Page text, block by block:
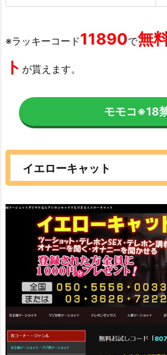
※ラッキーコード11890で無
ト が貰えます。
モモコ※18
イエローキャット